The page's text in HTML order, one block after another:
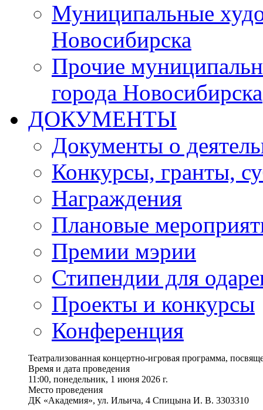
Муниципальные
Новосибирска
Прочие
города Новосибирска
ДОКУМЕНТЫ
Документы о
Конкурсы, гранты,
Награждения
Плановые
Премии мэрии
Стипендии для
Проекты и конкурсы
Конференция
Театрализованная концертно-игровая программа,
Время и дата проведения
11:00, понедельник, 1 июня 2026 г.
Место проведения
ДК «Академия», ул. Ильича, 4 Спицына И. В. 3303310